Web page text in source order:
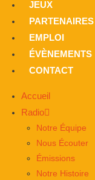
JEUX
PARTENAIRES
EMPLOI
ÉVÈNEMENTS
CONTACT
Accueil
Radio
Notre Équipe
Nous Écouter
Émissions
Notre Histoire